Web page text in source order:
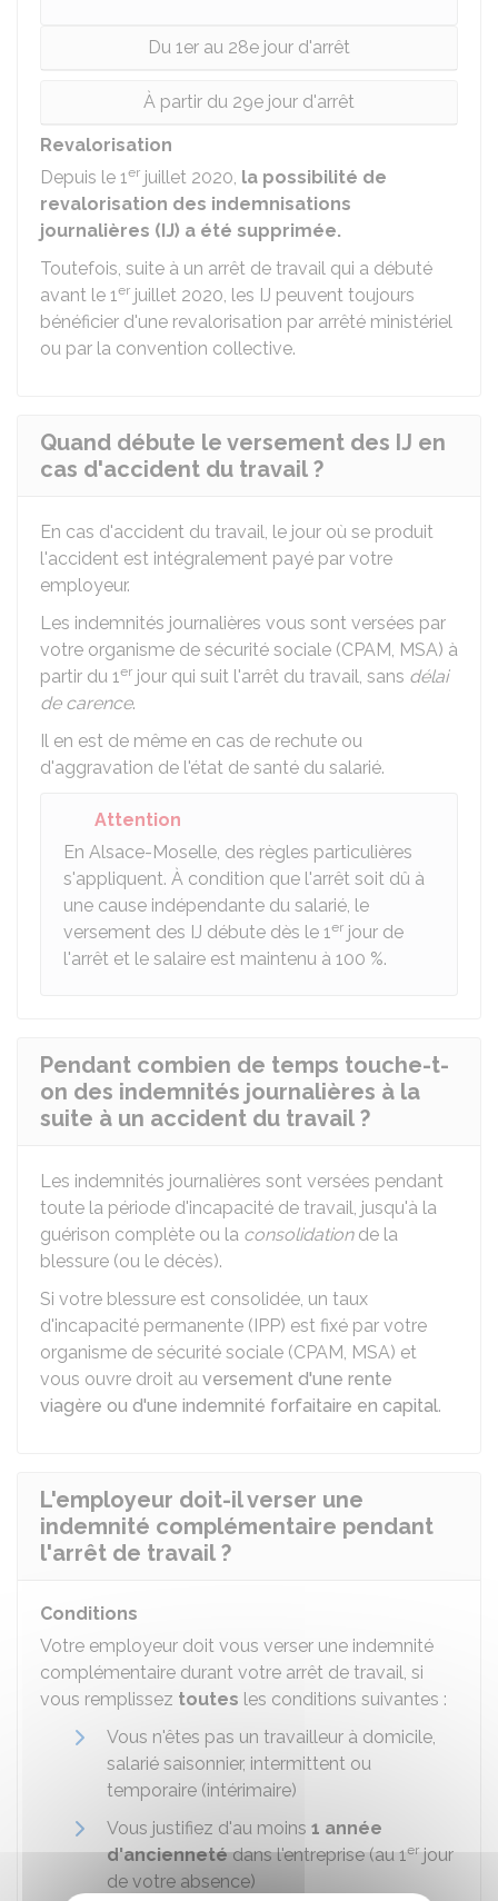
Du 1er au 28e jour d'arrêt
À partir du 29e jour d'arrêt
Revalorisation
Depuis le 1er juillet 2020, la possibilité de
revalorisation des indemnisations
journalières (IJ) a été supprimée.
Toutefois, suite à un arrêt de travail qui a débuté
avant le 1er juillet 2020, les IJ peuvent toujours
bénéficier d'une revalorisation par arrêté ministériel
ou par la convention collective.
Quand débute le versement des IJ en
cas d'accident du travail ?
En cas d'accident du travail, le jour où se produit
l'accident est intégralement payé par votre
employeur.
Les indemnités journalières vous sont versées par
votre organisme de sécurité sociale (CPAM, MSA) à
partir du 1er jour qui suit l'arrêt du travail, sans délai
de carence.
Il en est de même en cas de rechute ou
d'aggravation de l'état de santé du salarié.
Attention
En Alsace-Moselle, des règles particulières
s'appliquent. À condition que l'arrêt soit dû à
une cause indépendante du salarié, le
versement des IJ débute dès le 1er jour de
l'arrêt et le salaire est maintenu à 100 %.
Pendant combien de temps touche-t-
on des indemnités journalières à la
suite à un accident du travail ?
Les indemnités journalières sont versées pendant
toute la période d'incapacité de travail, jusqu'à la
guérison complète ou la consolidationde la
blessure (ou le décès).
Si votre blessure est consolidée, un taux
d'incapacité permanente (IPP) est fixé par votre
organisme de sécurité sociale (CPAM, MSA) et
vous ouvre droit au versement d'une rente
viagère ou d'une indemnité forfaitaire en capital.
L'employeur doit-il verser une
indemnité complémentaire pendant
l'arrêt de travail ?
Conditions
Votre employeur doit vous verser une indemnité
complémentaire durant votre arrêt de travail, si
vous remplissez toutes les conditions suivantes :
Vous n'êtes pas un travailleur à domicile,
salarié saisonnier, intermittent ou
temporaire (intérimaire)
Vous justifiez d'au moins 1 année
d'anciennetédans l'entreprise (au 1erjour
de votre absence)